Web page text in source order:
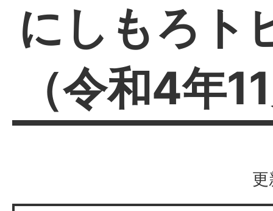
にしもろト
（令和4年